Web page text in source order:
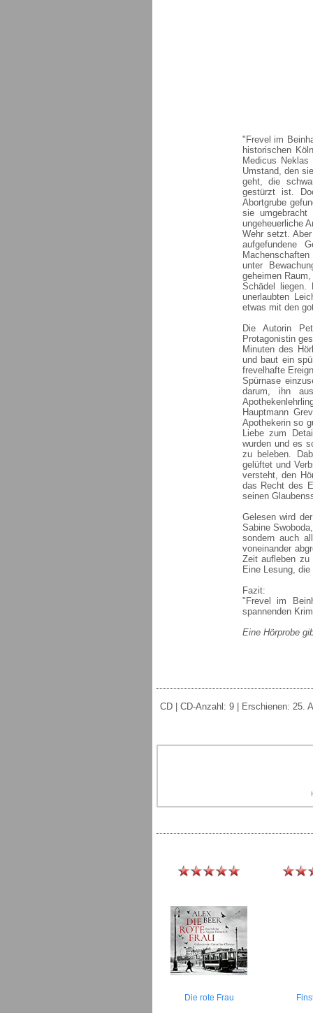
"Frevel im
historischen
Medicus
Umstand, den
geht, die
gestürzt ist.
Abortgrube
sie
ungeheuerliche
Wehr setzt.
aufgefundene
unter
geheimen
Schädel liegen.
unerlaubten
etwas mit den
Die Autorin
Protagonistin
Minuten des
und baut ein
frevelhafte
Spürnase
darum, ihn
Hauptmann
Apothekerin so
Liebe zum
wurden und es
zu beleben.
gelüftet und
versteht, den
das Recht des
seinen
Gelesen wird
Sabine
sondern auch
voneinander
Zeit aufleben
Eine Lesung,
Fazit:
"Frevel im
spannenden
Eine Hörprobe
CD | CD-Anzahl: 9 | Erschienen: 25.
Die rote Frau